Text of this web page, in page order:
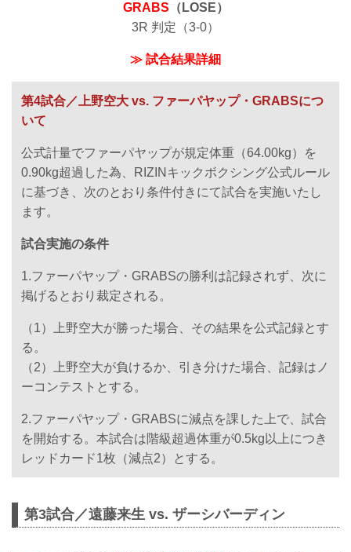
GRABS （LOSE）
3R 判定（3-0）
≫ 試合結果詳細
第4試合／上野空大 vs. ファーパヤップ・GRABSにつ
いて
公式計量でファーパヤップが規定体重（64.00kg）を
0.90kg超過した為、RIZINキックボクシング公式ルール
に基づき、次のとおり条件付きにて試合を実施いたし
ます。
試合実施の条件
1.ファーパヤップ・GRABSの勝利は記録されず、次に
掲げるとおり裁定される。
（1）上野空大が勝った場合、その結果を公式記録とす
る。
（2）上野空大が負けるか、引き分けた場合、記録はノ
ーコンテストとする。
2.ファーパヤップ・GRABSに減点を課した上で、試合
を開始する。本試合は階級超過体重が0.5kg以上につき
レッドカード1枚（減点2）とする。
第3試合／遠藤来生 vs. ザーシバーディン